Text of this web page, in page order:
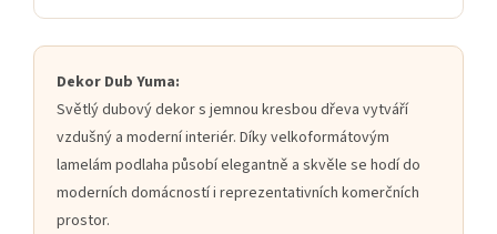
Dekor Dub Yuma:
Světlý dubový dekor s jemnou kresbou dřeva vytváří
vzdušný a moderní interiér. Díky velkoformátovým
lamelám podlaha působí elegantně a skvěle se hodí do
moderních domácností i reprezentativních komerčních
prostor.